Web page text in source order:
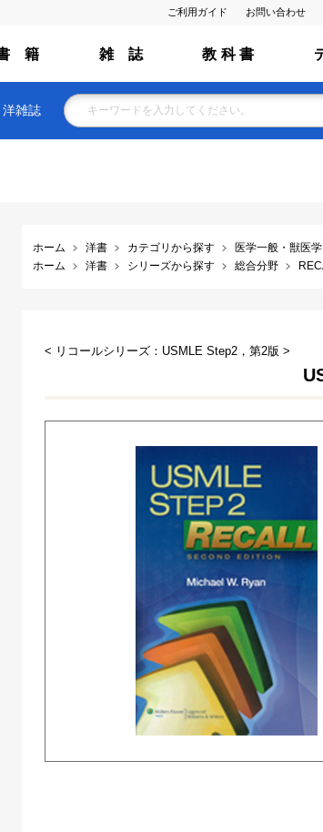
ご利用ガイド お問い合わせ
籍 雑 誌 教 科 書
洋雑誌
ホーム 洋書 カテゴリから探す 医学一般・獣医
ホーム
洋書 シリーズから探す 総合分野
< リコールシリーズ：USMLE Step2，第2版 >